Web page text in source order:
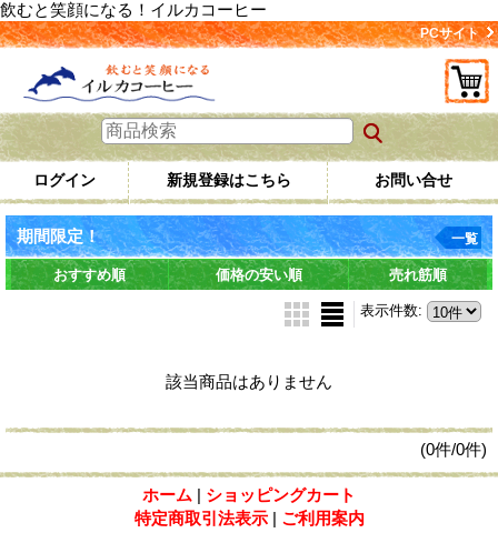
飲むと笑顔になる！イルカコーヒー
PCサイト
ログイン 新規登録はこちら お問い合せ
期間限定！ 一覧
おすすめ順 価格の安い順 売れ筋順
表示件数:
該当商品はありません
(0件/0件)
ホーム | ショッピングカート
特定商取引法表示 | ご利用案内